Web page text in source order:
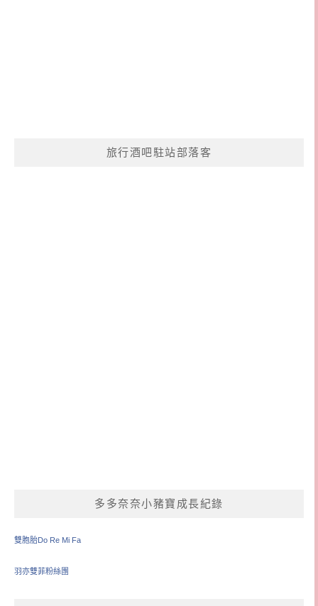
旅行酒吧駐站部落客
多多奈奈小豬寶成長紀錄
雙胞胎Do Re Mi Fa
羽亦雙菲粉絲團